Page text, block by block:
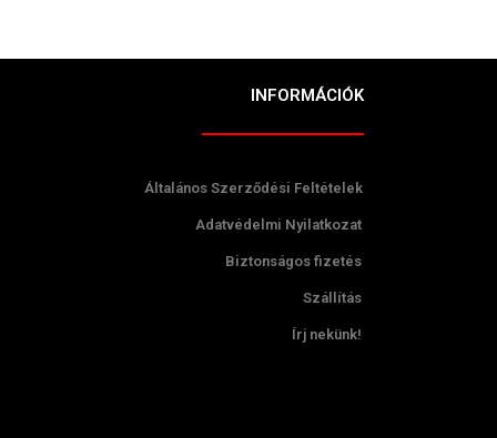
INFORMÁCIÓK
Általános Szerződési Feltételek
Adatvédelmi Nyilatkozat
Biztonságos fizetés
Szállítás
Írj nekünk!